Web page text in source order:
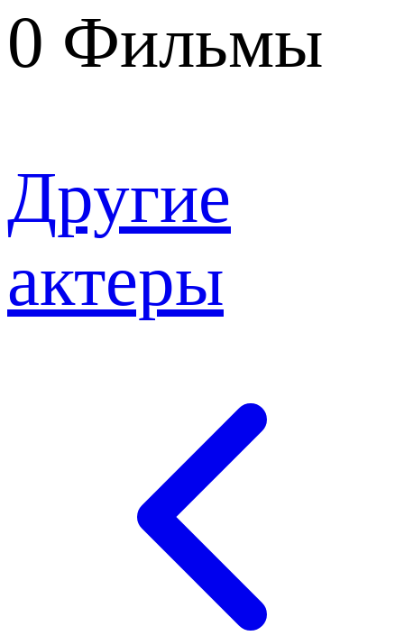
0 Фильмы
Другие
актеры